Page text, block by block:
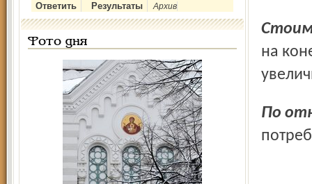
Архив
Фото дня
на
По